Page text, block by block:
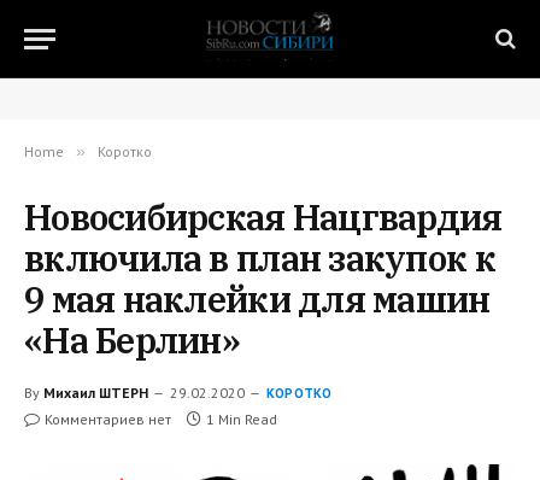
Home » Коротко
Новосибирская Нацгвардия
включила в план закупок к
9 мая наклейки для машин
«На Берлин»
By Михаил ШТЕРН 29.02.2020 КОРОТКО
Комментариев нет 1 Min Read